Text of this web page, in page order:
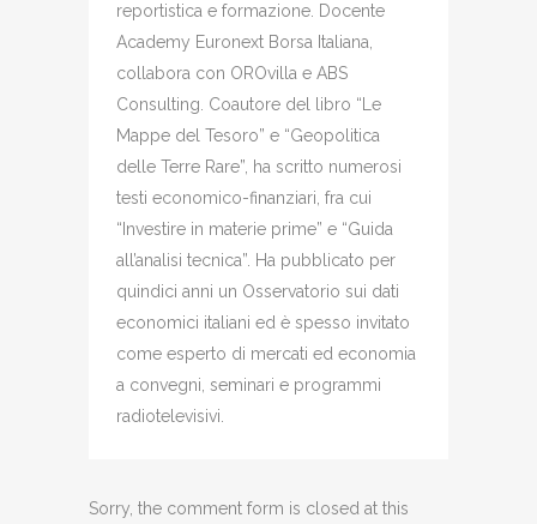
reportistica e formazione. Docente
Academy Euronext Borsa Italiana,
collabora con OROvilla e ABS
Consulting. Coautore del libro “Le
Mappe del Tesoro” e “Geopolitica
delle Terre Rare”, ha scritto numerosi
testi economico-finanziari, fra cui
“Investire in materie prime” e “Guida
all’analisi tecnica”. Ha pubblicato per
quindici anni un Osservatorio sui dati
economici italiani ed è spesso invitato
come esperto di mercati ed economia
a convegni, seminari e programmi
radiotelevisivi.
Sorry, the comment form is closed at this